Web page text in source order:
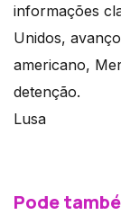
informações
Unidos,
americano,
detenção.
Lusa
Pode